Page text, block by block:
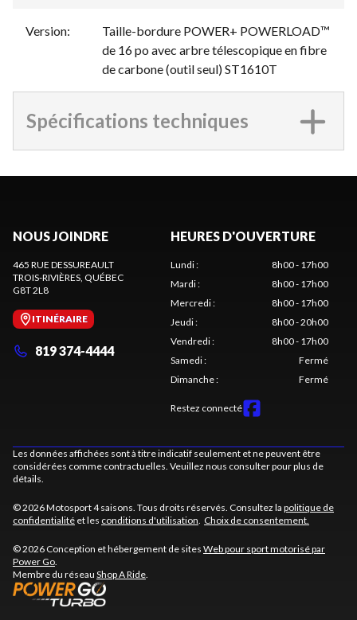
Version:
Taille-bordure POWER+ POWERLOAD™
de 16 po avec arbre télescopique en fibre
de carbone (outil seul) ST1610T
Spécifications techniques
NOUS JOINDRE
465 RUE DESSUREAULT
TROIS-RIVIÈRES, QUÉBEC
G8T 2L8
ITINÉRAIRE
819 374-4444
HEURES D'OUVERTURE
Lundi:
8h00 - 17h00
Mardi:
8h00 - 17h00
Mercredi:
8h00 - 17h00
Jeudi:
8h00 - 20h00
Vendredi:
8h00 - 17h00
Samedi:
Fermé
Dimanche: Fermé
Restez connecté
Les données affichées sont à titre indicatif seulement et ne peuvent être
considérées comme contractuelles. Veuillez nous consulter pour plus de
détails.
© 2026 Motosport 4 saisons. Tous droits réservés. Consultez la politique de
confidentialité et les conditions d'utilisation. Choix de consentement.
© 2026 Conception et hébergement de sites Web pour sport motorisé par
Power Go.
Membre du réseau Shop A Ride.